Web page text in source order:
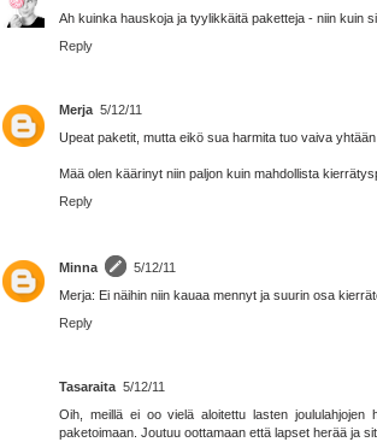
Ah kuinka hauskoja ja tyylikkäitä paketteja - niin kuin
Reply
Merja 5/12/11
Upeat paketit, mutta eikö sua harmita tuo vaiva
Mää olen käärinyt niin paljon kuin mahdollista
Reply
Minna
5/12/11
Merja: Ei näihin niin kauaa mennyt ja suurin osa
Reply
Tasaraita 5/12/11
Oih, meillä ei oo vielä aloitettu lasten
paketoimaan. Joutuu oottamaan että lapset herää ja